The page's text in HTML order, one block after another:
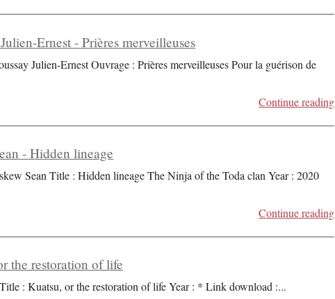
Ernest - Prières merveilleuses
Julien-Ernest Ouvrage : Prières merveilleuses Pour la guérison de
Continue reading
- Hidden lineage
Sean Title : Hidden lineage The Ninja of the Toda clan Year : 2020
Continue reading
the restoration of life
: Kuatsu, or the restoration of life Year : * Link download :...